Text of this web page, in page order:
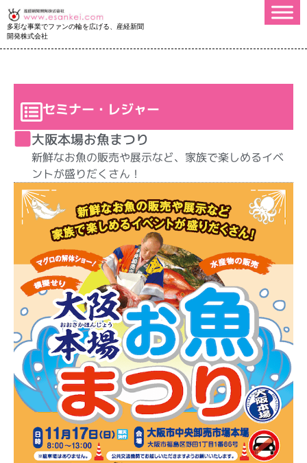
多彩な事業でファンの輪を広げる、産経新聞
開発株式会社
セミナー・レジャー
大阪本場お魚まつり
新鮮なお魚の販売や展示など、家族で楽しめるイベ
ントが盛りだくさん！